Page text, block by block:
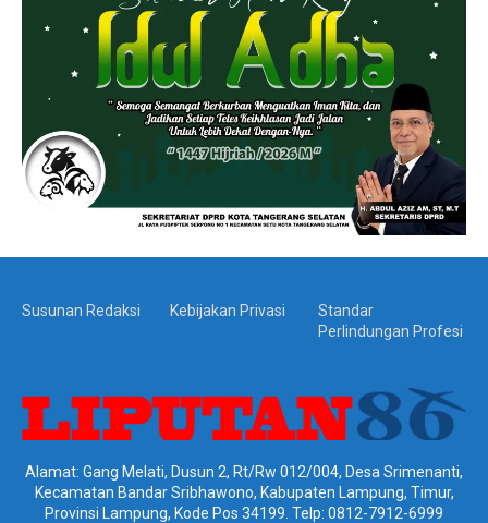
Susunan Redaksi Kebijakan Privasi
Standar
Perlindungan Profesi
Alamat: Gang Melati, Dusun 2, Rt/Rw 012/004, Desa Srimenanti,
Kecamatan Bandar Sribhawono, Kabupaten Lampung, Timur,
Provinsi Lampung, Kode Pos 34199. Telp: 0812-7912-6999